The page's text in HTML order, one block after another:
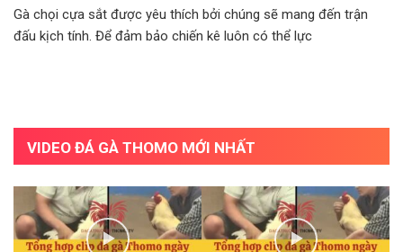
Gà chọi cựa sắt được yêu thích bởi chúng sẽ mang đến trận
đấu kịch tính. Để đảm bảo chiến kê luôn có thể lực
VIDEO ĐÁ GÀ THOMO MỚI NHẤT